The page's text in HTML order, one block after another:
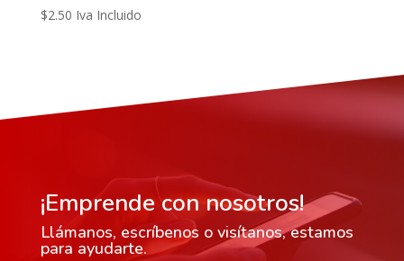
$2.50 Iva Incluido
¡Emprende con nosotros!
Llámanos, escríbenos o visítanos, estamos
para ayudarte.